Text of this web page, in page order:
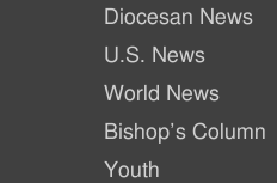
Diocesan News
U.S. News
World News
Bishop’s Column
Youth